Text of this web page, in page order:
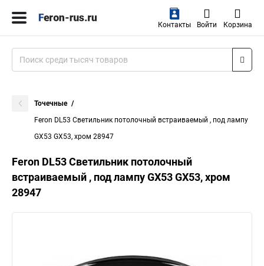
Контакты Войти Корзина
Точечные
Feron DL53 Светильник потолочный встраиваемый , под лампу
GX53 GX53, хром 28947
Feron DL53 Светильник потолочный
встраиваемый , под лампу GX53 GX53, хром
28947